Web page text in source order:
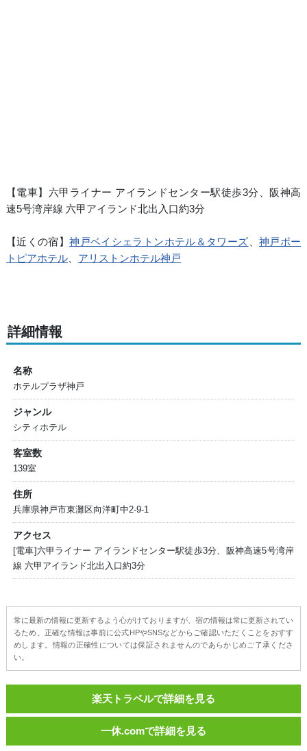
【電車】六甲ライナー アイランドセンター駅徒歩3分、阪神高
速5号湾岸線 六甲アイランド北出入口約3分
【近くの宿】神戸ベイシェラトンホテル＆タワーズ
神戸ポー
トピアホテル、 アリストンホテル神戸
詳細情報
名称
ホテルプラザ神戸
ジャンル
シティホテル
客室数
139室
住所
兵庫県神戸市東灘区向洋町中2-9-1
アクセス
[電車]六甲ライナー アイランドセンター駅徒歩3分、阪神高速5号湾岸
線 六甲アイランド北出入口約3分
常に最新の情報に更新するよう心がけておりますが、宿の情報は常に更新されてい
るため、正確な情報は事前に公式HPやSNSなどからご確認いただくことをおすす
めします。情報の正確性については保証されませんのであらかじめご了承くださ
い。
楽天トラベルで詳細を見る
一休.comで詳細を見る